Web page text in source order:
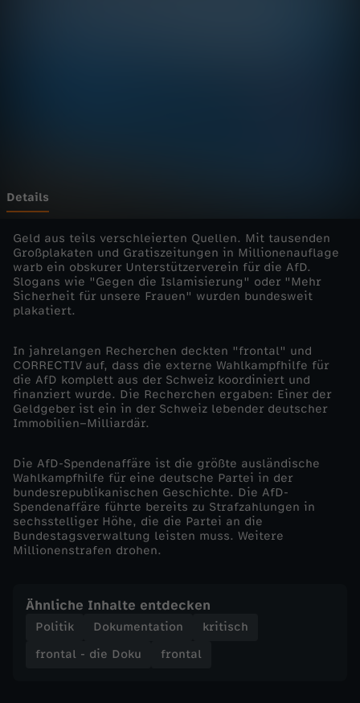
o
k
u
-
D
i
e
S
c
h
t
t
Details
Geld aus teils verschleierten Quellen. Mit tausenden
Großplakaten und Gratiszeitungen in Millionenauflage
warb ein obskurer Unterstützerverein für die AfD.
Slogans wie "Gegen die Islamisierung" oder "Mehr
Sicherheit für unsere Frauen" wurden bundesweit
plakatiert.
In jahrelangen Recherchen deckten "frontal" und
CORRECTIV auf, dass die externe Wahlkampfhilfe für
die AfD komplett aus der Schweiz koordiniert und
finanziert wurde. Die Recherchen ergaben: Einer der
Geldgeber ist ein in der Schweiz lebender deutscher
Immobilien–Milliardär.
Die AfD-Spendenaffäre ist die größte ausländische
Wahlkampfhilfe für eine deutsche Partei in der
bundesrepublikanischen Geschichte. Die AfD-
Spendenaffäre führte bereits zu Strafzahlungen in
sechsstelliger Höhe, die die Partei an die
Bundestagsverwaltung leisten muss. Weitere
Millionenstrafen drohen.
Ähnliche Inhalte entdecken
Politik Dokumentation
kritisch
frontal - die Doku
frontal